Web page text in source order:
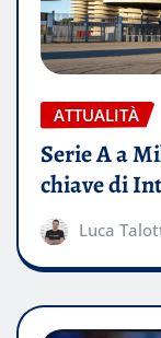
ATTUALITÀ
Serie A a
chiave di
Luca